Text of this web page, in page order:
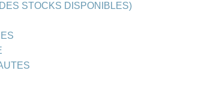
STOCKS DISPONIBLES)